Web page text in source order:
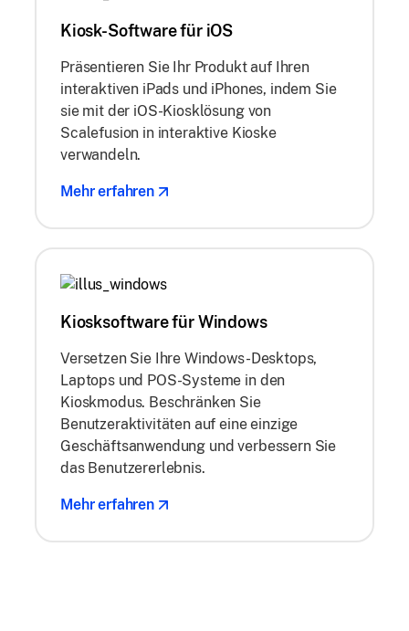
Kiosk-Software für iOS
Präsentieren Sie Ihr Produkt auf Ihren
interaktiven iPads und iPhones, indem Sie
sie mit der iOS-Kiosklösung von
Scalefusion in interaktive Kioske
verwandeln.
Mehr erfahren
Kiosksoftware für Windows
Versetzen Sie Ihre Windows-Desktops,
Laptops und POS-Systeme in den
Kioskmodus. Beschränken Sie
Benutzeraktivitäten auf eine einzige
Geschäftsanwendung und verbessern Sie
das Benutzererlebnis.
Mehr erfahren